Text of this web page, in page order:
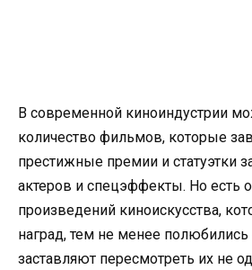
В современной киноиндустрии
количество фильмов, которые
престижные премии и статуэтки
актеров и спецэффекты. Но есть
произведений киноискусства,
наград, тем не менее полюбились
заставляют пересмотреть их не